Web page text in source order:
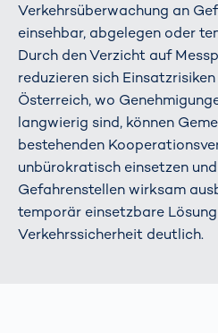
Verkehrsüberwachung an
einsehbar, abgelegen oder
Durch den Verzicht auf
reduzieren sich
Österreich, wo
langwierig sind, können
bestehenden
unbürokratisch einsetzen
Gefahrenstellen wirksam
temporär einsetzbare
Verkehrssicherheit deutlich.